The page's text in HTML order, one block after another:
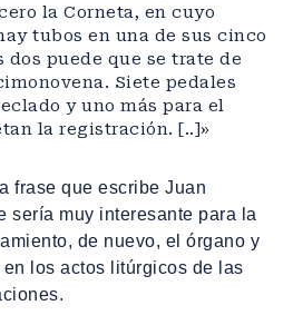
la Corneta, en cuyo
tubos en una de sus cinco
dos puede que se trate de
Siete pedales
y uno más para el
la registración. [..]»
frase que escribe Juan
sería muy interesante para la
de nuevo, el órgano y
los actos litúrgicos de las